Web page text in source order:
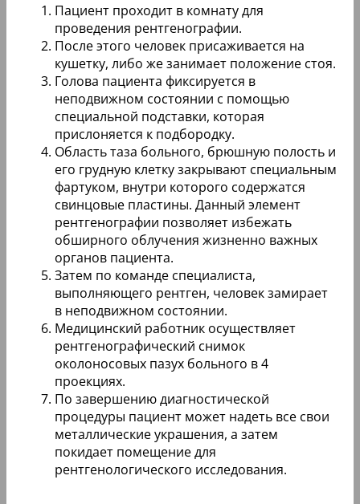
Пациент проходит в комнату для
проведения рентгенографии.
После этого человек присаживается на
кушетку, либо же занимает положение стоя.
Голова пациента фиксируется в
неподвижном состоянии с помощью
специальной подставки, которая
прислоняется к подбородку.
Область таза больного, брюшную полость и
его грудную клетку закрывают специальным
фартуком, внутри которого содержатся
свинцовые пластины. Данный элемент
рентгенографии позволяет избежать
обширного облучения жизненно важных
органов пациента.
Затем по команде специалиста,
выполняющего рентген, человек замирает
в неподвижном состоянии.
Медицинский работник осуществляет
рентгенографический снимок
околоносовых пазух больного в 4
проекциях.
По завершению диагностической
процедуры пациент может надеть все свои
металлические украшения, а затем
покидает помещение для
рентгенологического исследования.